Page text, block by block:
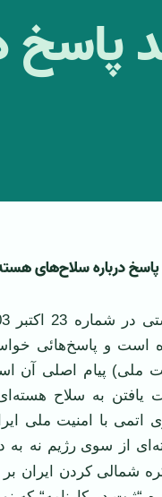
پاسخ
درباره سلاحهای
است و پاسخ‌هائی
ملی) پيام اصلی آن
يافتن به سلاح
اتمی با امنيت ملی
از سوی رژيم نه به
شمالی کردن ايران